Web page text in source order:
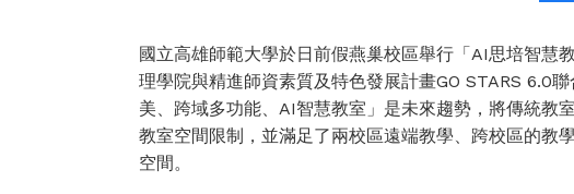
國立高雄師範大學於日前假燕巢校區舉行「AI思培智慧
理學院與精進師資素質及特色發展計畫GO STARS 6.0
美、跨域多功能、AI智慧教室」是未來趨勢，將傳統教
教室空間限制，並滿足了兩校區遠端教學、跨校區的教
空間。